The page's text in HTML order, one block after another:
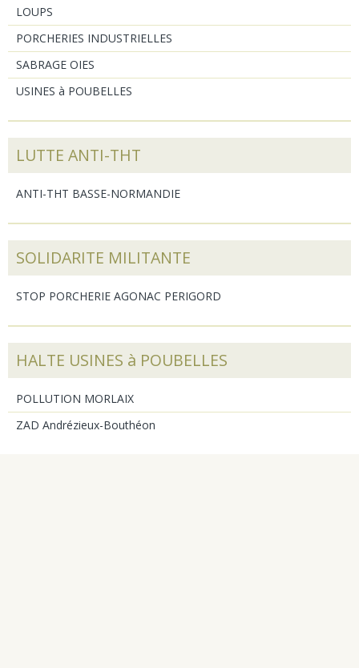
LOUPS
PORCHERIES INDUSTRIELLES
SABRAGE OIES
USINES à POUBELLES
LUTTE ANTI-THT
ANTI-THT BASSE-NORMANDIE
SOLIDARITE MILITANTE
STOP PORCHERIE AGONAC PERIGORD
HALTE USINES à POUBELLES
POLLUTION MORLAIX
ZAD Andrézieux-Bouthéon